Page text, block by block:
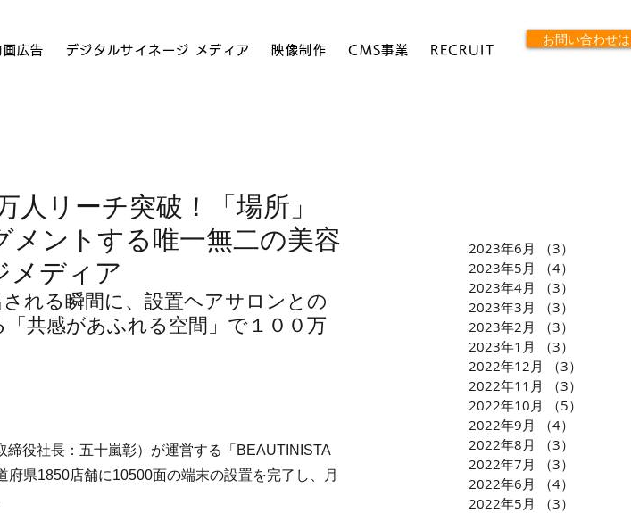
広告 デジタルサイネージ メディア 映像制作 CMS事業 RECRUIT
お問い合わせ
人リーチ突破！「場所」
メントする唯一無二の美容
メディア
れる瞬間に、設置ヘアサロンとの
共感があふれる空間」で１００万
役社長：五十嵐彰）が運営する「BEAUTINISTA
県1850店舗に10500面の端末の設置を完了し、月
2023年6月 （3）
2023年5月
（4）
2023年4月
（3）
2023年3月
（3）
2023年2月
（3）
2023年1月
（3）
2022年12月
（3）
2022年11月
（3）
2022年10月
（5）
2022年9月
（4）
2022年8月
（3）
2022年7月
（3）
2022年6月
（4）
2022年5月
（3）